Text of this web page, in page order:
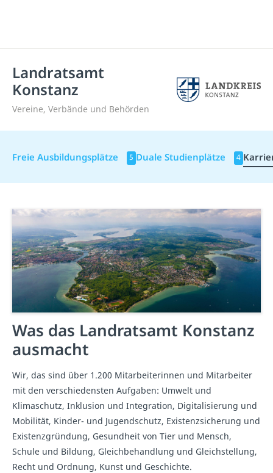
Landratsamt
Konstanz
Vereine, Verbände und Behörden
Freie Ausbildungsplätze 5 Duale Studienplätze 4
Was das Landratsamt Konstanz
ausmacht
Wir, das sind über 1.200 Mitarbeiterinnen und Mitarbeiter
mit den verschiedensten Aufgaben: Umwelt und
Klimaschutz, Inklusion und Integration, Digitalisierung und
Mobilität, Kinder- und Jugendschutz, Existenzsicherung und
Existenzgründung, Gesundheit von Tier und Mensch,
Schule und Bildung, Gleichbehandlung und Gleichstellung,
Recht und Ordnung, Kunst und Geschichte.